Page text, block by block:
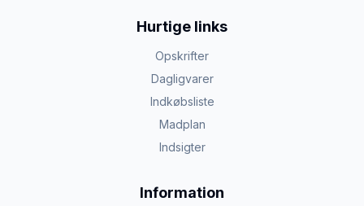
Hurtige links
Opskrifter
Dagligvarer
Indkøbsliste
Madplan
Indsigter
Information